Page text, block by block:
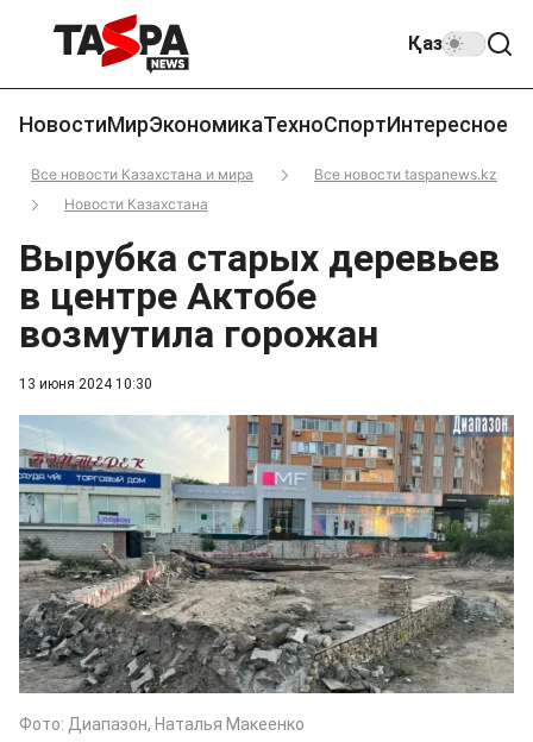
Қаз
НовостиМирЭкономикаТехноСпортИнтересное
Все новости Казахстана и мира
Все новости taspanews.kz
Новости Казахстана
13 июня 2024 10:30
Вырубка старых деревьев
в центре Актобе
возмутила горожан
Фото: Диапазон, Наталья Макеенко